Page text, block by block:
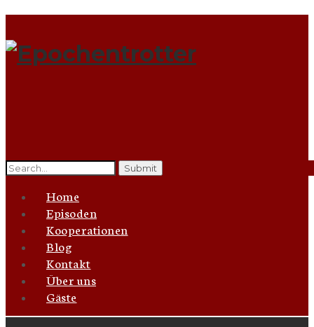
Search
for:
Home
Episoden
Kooperationen
Blog
Kontakt
Über uns
Gäste